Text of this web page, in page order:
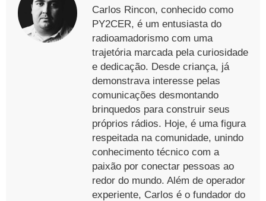
Carlos Rincon, conhecido como
PY2CER, é um entusiasta do
radioamadorismo com uma
trajetória marcada pela curiosidade
e dedicação. Desde criança, já
demonstrava interesse pelas
comunicações desmontando
brinquedos para construir seus
próprios rádios. Hoje, é uma figura
respeitada na comunidade, unindo
conhecimento técnico com a
paixão por conectar pessoas ao
redor do mundo. Além de operador
experiente, Carlos é o fundador do